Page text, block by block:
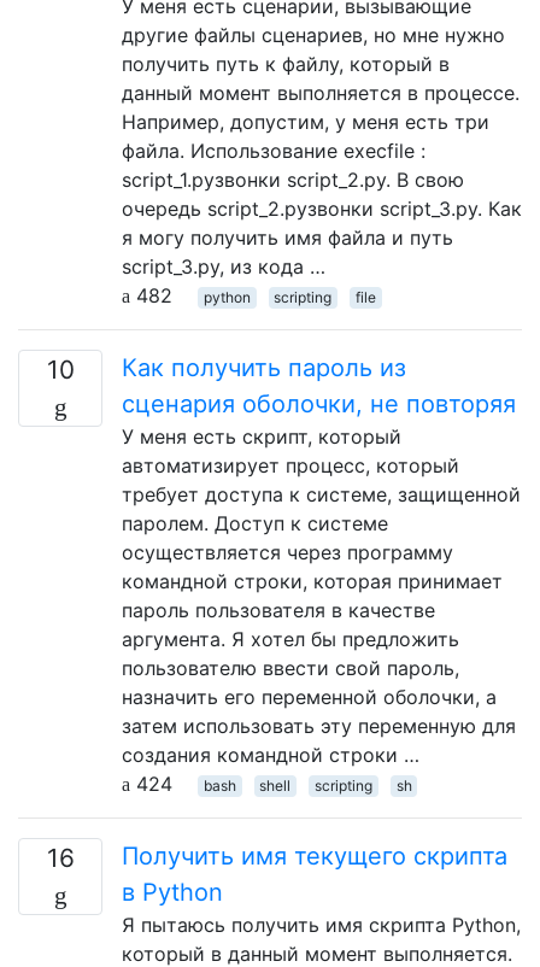
У меня есть сценарии, вызывающие
другие файлы сценариев, но мне нужно
получить путь к файлу, который в
данный момент выполняется в процессе.
Например, допустим, у меня есть три
файла. Использование execfile :
script_1.pyзвонки script_2.py. В свою
очередь script_2.pyзвонки script_3.py. Как
я могу получить имя файла и путь
script_3.py, из кода …
482
python scripting file
10
Как получить пароль из
сценария оболочки, не повторяя
У меня есть скрипт, который
автоматизирует процесс, который
требует доступа к системе, защищенной
паролем. Доступ к системе
осуществляется через программу
командной строки, которая принимает
пароль пользователя в качестве
аргумента. Я хотел бы предложить
пользователю ввести свой пароль,
назначить его переменной оболочки, а
затем использовать эту переменную для
создания командной строки …
424
bash shell scripting sh
16
Получить имя текущего скрипта
в Python
Я пытаюсь получить имя скрипта Python,
который в данный момент выполняется.